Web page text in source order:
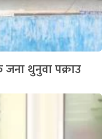
थुनुवा पक्राउ